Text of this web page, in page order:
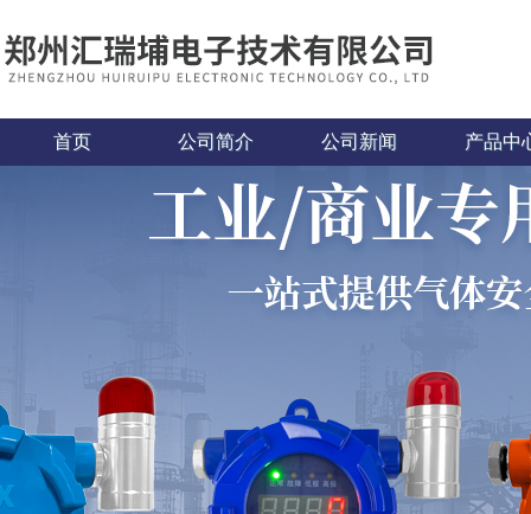
首页 公司简介 公司新闻 产品中